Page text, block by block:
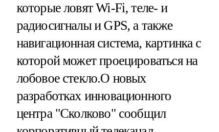
которые ловят Wi-Fi, теле- и
радиосигналы и GPS, а также
навигационная система, картинка с
которой может проецироваться на
лобовое стекло.О новых
разработках инновационного
центра "Сколково" сообщил